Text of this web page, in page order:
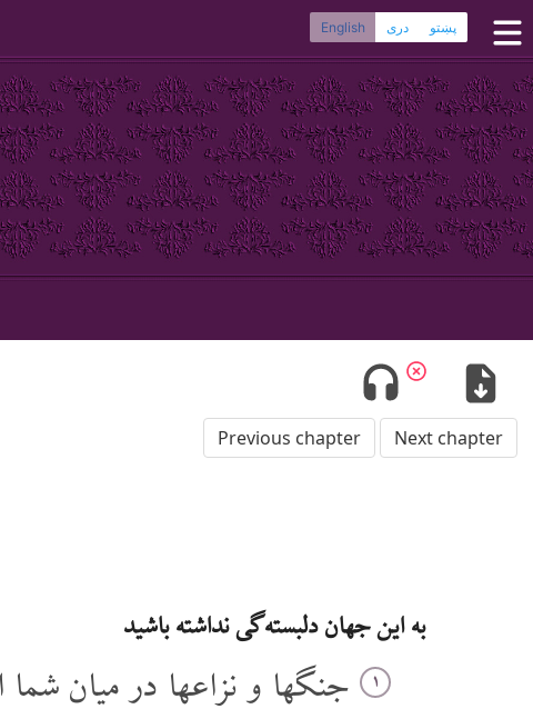
English دری پښتو
Home
Dari Bibles Pashto Bibles
Others: Balochi · Hazaragi · Turkmen
Phone Apps
Previous chapter Next chapter
به این جهان دلبسته گی نداشته باشید
۱
جنگها و نزاعها در میان